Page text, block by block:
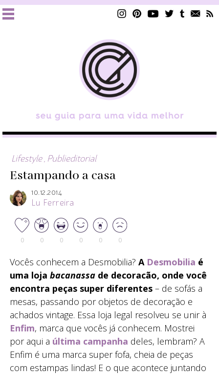
Lifestyle Publieditorial
Estampando a casa
10.12.2014
Lu Ferreira
0 0 0 0 0 0
Vocês conhecem a Desmobilia? A Desmobilia é
uma loja bacanassa de decoracão, onde você
encontra peças super diferentes – de sofás a
mesas, passando por objetos de decoração e
achados vintage. Essa loja legal resolveu se unir à
Enfim, marca que vocês já conhecem. Mostrei
por aqui a última campanha deles, lembram? A
Enfim é uma marca super fofa, cheia de peças
com estampas lindas! E o que acontece juntando